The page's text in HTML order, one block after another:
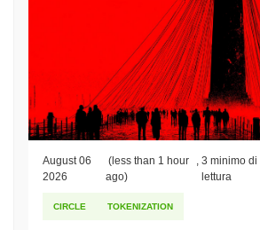
August 06
2026
(less than 1 hour
ago)
3 minimo di
lettura
CIRCLE TOKENIZATION